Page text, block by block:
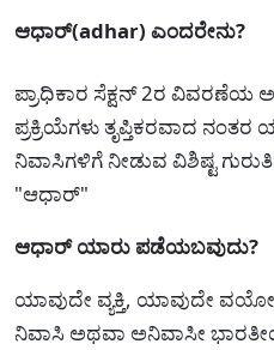
ಆಧಾರ್(adhar) ಎಂದರೇನು?
ಪ್ರಾಧಿಕಾರ ಸೆಕ್ಷನ್ 2ರ ವಿವರಣೆಯ
ಪ್ರಕ್ರಿಯೆಗಳು ತೃಪ್ತಿಕರವಾದ
ನಿವಾಸಿಗಳಿಗೆ ನೀಡುವ ವಿಶಿಷ್ಟ
"ಆಧಾರ್"
ಆಧಾರ್ ಯಾರು ಪಡೆಯಬವುದು?
ಯಾವುದೇ ವ್ಯಕ್ತಿ, ಯಾವುದೇ
ನಿವಾಸಿ ಅಥವಾ ಅನಿವಾಸೀ